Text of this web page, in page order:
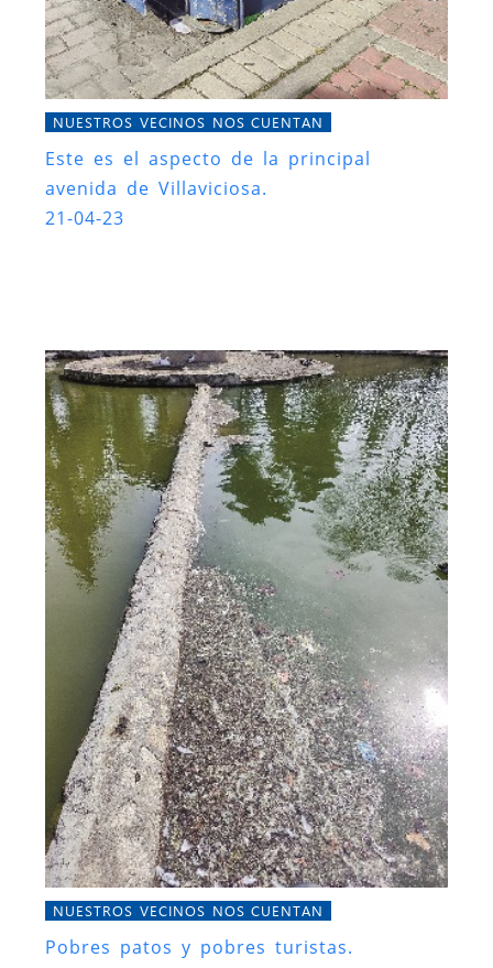
NUESTROS VECINOS NOS CUENTAN
Este es el aspecto de la principal
avenida de Villaviciosa.
21-04-23
NUESTROS VECINOS NOS CUENTAN
Pobres patos y pobres turistas.